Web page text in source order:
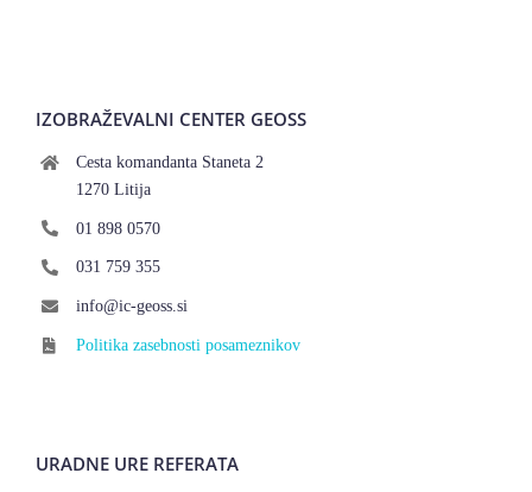
IZOBRAŽEVALNI CENTER GEOSS
Cesta komandanta Staneta 2
1270 Litija
01 898 0570
031 759 355
info@ic-geoss.si
Politika zasebnosti posameznikov
URADNE URE REFERATA